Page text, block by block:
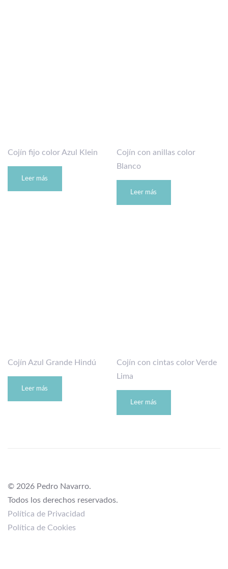
Cojín fijo color Azul Klein
Leer más
Cojín con anillas color
Blanco
Leer más
Cojín Azul Grande Hindú
Leer más
Cojín con cintas color Verde
Lima
Leer más
© 2026 Pedro Navarro.
Todos los derechos reservados.
Política de Privacidad
Política de Cookies